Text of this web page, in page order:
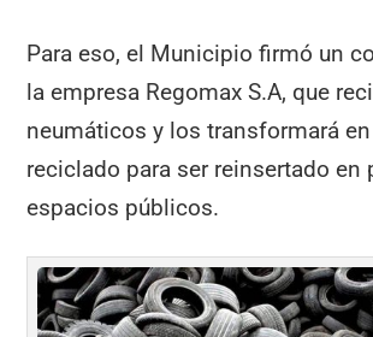
Para eso, el Municipio firmó un
la empresa Regomax S.A, que
neumáticos y los transformará
reciclado para ser reinsertado en
espacios públicos.